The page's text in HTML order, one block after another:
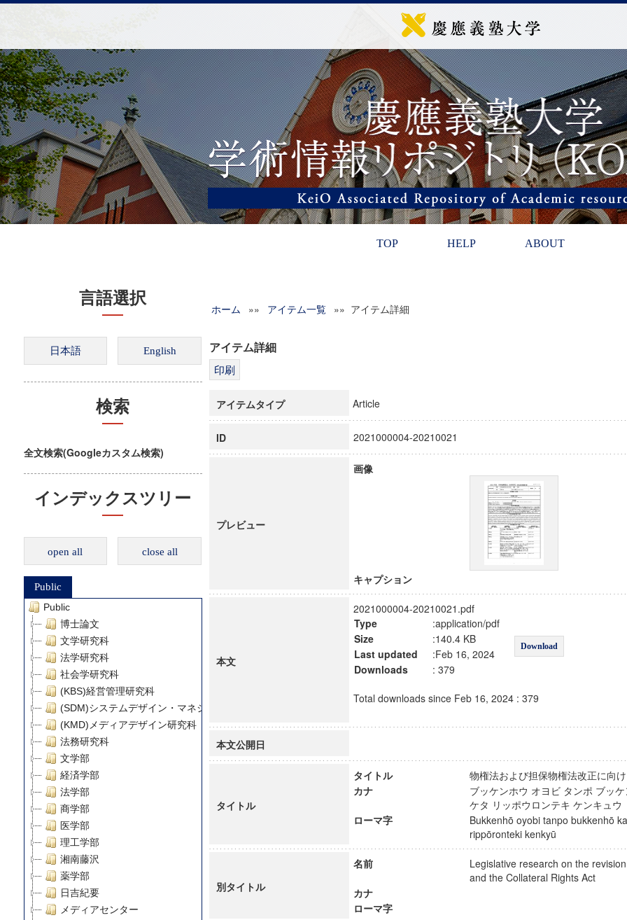
TOP HELP ABOUT
言語選択
検索
全文検索(Googleカスタム検索)
インデックスツリー
open all close all
Public
Public
博士論文
文学研究科
法学研究科
社会学研究科
(KBS)経営管理研究科
(SDM)システムデザイン・マネジメント研究科
(KMD)メディアデザイン研究科
法務研究科
文学部
経済学部
法学部
商学部
医学部
理工学部
湘南藤沢
薬学部
日吉紀要
メディアセンター
ホーム »» アイテム一覧 »» アイテム詳細
アイテム詳細
アイテムタイプ Article
ID 2021000004-20210021
プレビュー
画像
キャプション
本文
2021000004-20210021.pdf
Type
:application/pdf
Download
Size
:140.4 KB
Last updated
:Feb 16, 2024
Downloads
: 379
Total downloads since Feb 16, 2024 : 379
本文公開日
タイトル
タイトル
物権法および担保物権法改正に
カナ
ブッケンホウ オヨビ タンポ ブッ
ケタ リッポウロンテキ ケンキュ
ローマ字
Bukkenhō oyobi tanpo bukkenhō
rippōronteki kenkyū
別タイトル
名前
Legislative research on the
and the Collateral Rights Act
カナ
ローマ字